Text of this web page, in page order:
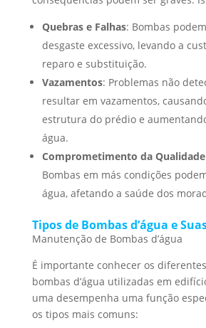
Quebras e Falhas: Bombas
desgaste excessivo, levando a
reparo e substituição.
Vazamentos: Problemas não
resultar em vazamentos,
estrutura do prédio e
água.
Comprometimento da
Bombas em más condições
água, afetando a saúde dos
Tipos de Bombas d’água e
Manutenção de Bombas d’água
É importante conhecer os
bombas d’água utilizadas em
uma desempenha uma função
os tipos mais comuns: